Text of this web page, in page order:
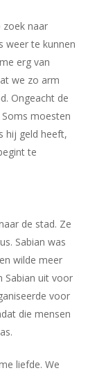
zoek naar
weer te kunnen
erg van
we zo arm
Ongeacht de
moesten
hij geld heeft,
te
de stad. Ze
Sabian was
wilde meer
Sabian uit voor
voor
die mensen
liefde. We